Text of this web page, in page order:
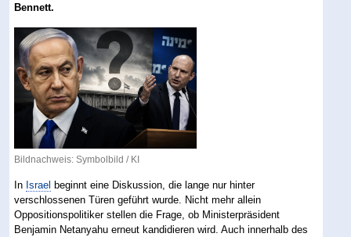
Bennett.
Bildnachweis: Symbolbild / KI
In Israel beginnt eine Diskussion, die lange nur hinter
verschlossenen Türen geführt wurde. Nicht mehr allein
Oppositionspolitiker stellen die Frage, ob Ministerpräsident
Benjamin Netanyahu erneut kandidieren wird. Auch innerhalb des